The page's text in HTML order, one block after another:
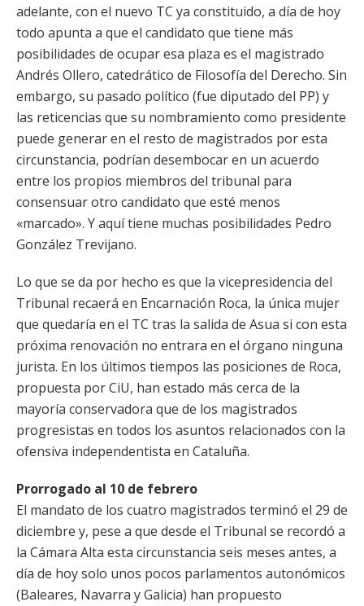
adelante, con el nuevo TC ya constituido, a día de hoy
todo apunta a que el candidato que tiene más
posibilidades de ocupar esa plaza es el magistrado
Andrés Ollero, catedrático de Filosofía del Derecho. Sin
embargo, su pasado político (fue diputado del PP) y
las reticencias que su nombramiento como presidente
puede generar en el resto de magistrados por esta
circunstancia, podrían desembocar en un acuerdo
entre los propios miembros del tribunal para
consensuar otro candidato que esté menos
«marcado». Y aquí tiene muchas posibilidades Pedro
González Trevijano.
Lo que se da por hecho es que la vicepresidencia del
Tribunal recaerá en Encarnación Roca, la única mujer
que quedaría en el TC tras la salida de Asua si con esta
próxima renovación no entrara en el órgano ninguna
jurista. En los últimos tiempos las posiciones de Roca,
propuesta por CiU, han estado más cerca de la
mayoría conservadora que de los magistrados
progresistas en todos los asuntos relacionados con la
ofensiva independentista en Cataluña.
Prorrogado al 10 de febrero
El mandato de los cuatro magistrados terminó el 29 de
diciembre y, pese a que desde el Tribunal se recordó a
la Cámara Alta esta circunstancia seis meses antes, a
día de hoy solo unos pocos parlamentos autonómicos
(Baleares, Navarra y Galicia) han propuesto